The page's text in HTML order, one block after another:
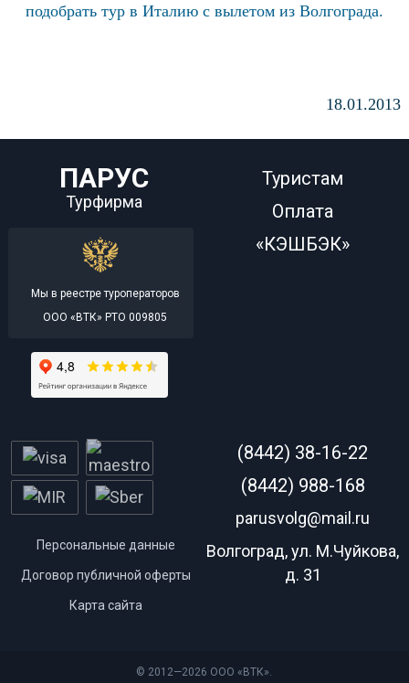
подобрать тур в Италию с вылетом из Волгограда.
18.01.2013
ПАРУС
Турфирма
Мы в реестре туроператоров
ООО «ВТК» РТО 009805
Туристам
Оплата
«КЭШБЭК»
Персональные данные
Договор публичной оферты
Карта сайта
(8442) 38-16-22
(8442) 988-168
parusvolg@mail.ru
Волгоград, ул. М.Чуйкова,
д. 31
© 2012—2026 ООО «ВТК».